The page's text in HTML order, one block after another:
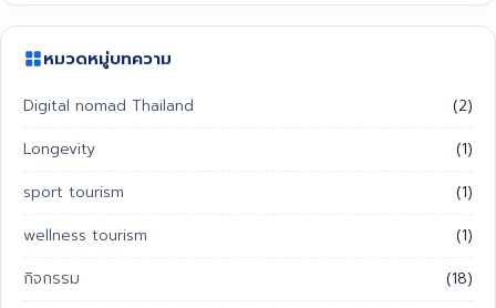
หมวดหมู่บทความ
Digital nomad Thailand
(2)
Longevity
(1)
sport tourism
(1)
wellness tourism
(1)
กิจกรรม
(18)